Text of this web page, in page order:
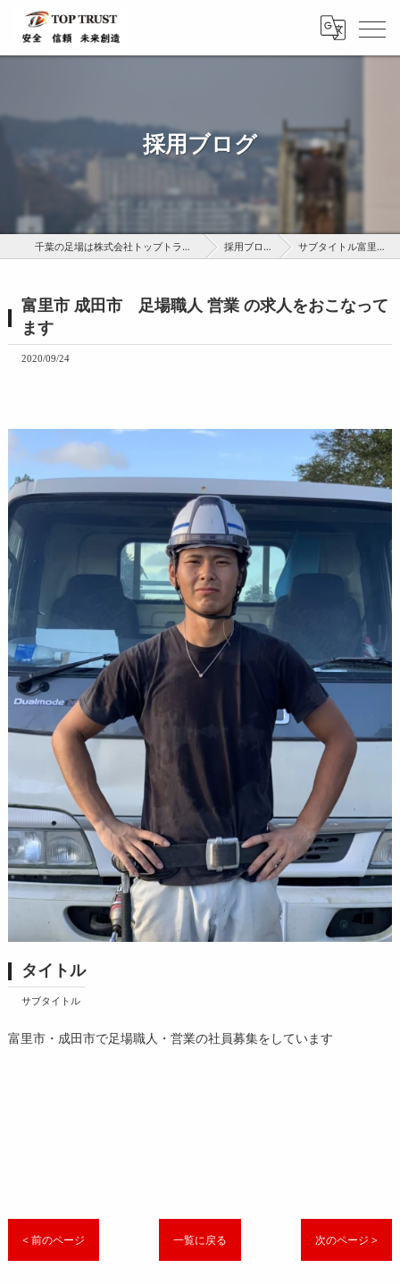
採用ブログ
千葉の足場は株式会社トップトラスト 採用ブログ サブタイトル富里市…
富里市 成田市 足場職人 営業 の求人をおこなって
ます
2020/09/24
タイトル
サブタイトル
富里市・成田市で足場職人・営業の社員募集をしています
< 前のページ 一覧に戻る 次のページ >